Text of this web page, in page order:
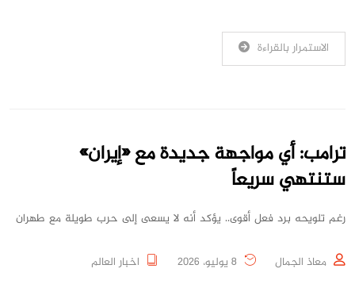
الاستمرار بالقراءة
ترامب: أي مواجهة جديدة مع «إيران»
ستنتهي سريعاً
رغم تلويحه برد فعل أقوى.. يؤكد أنه لا يسعى إلى حرب طويلة مع طهران
معاذ الجمال
اخبار العالم